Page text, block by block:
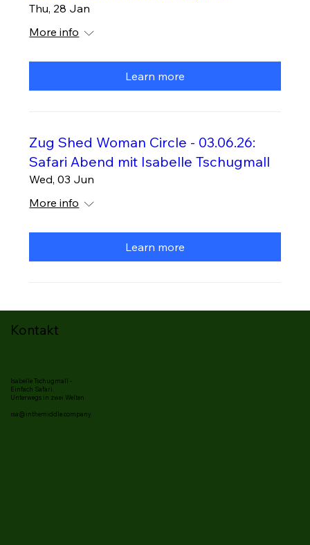
Thu, 28 Jan
More info
Learn more
Zug Shed Woman Circle - 03.06.26:
Safari Abend mit Isabelle Tschugmall
Wed, 03 Jun
More info
Learn more
Kontakt
Isabelle Tschugmall -
Einfach Safari.
Unterwegs in zwei Welten
isa@inthemiddle.company